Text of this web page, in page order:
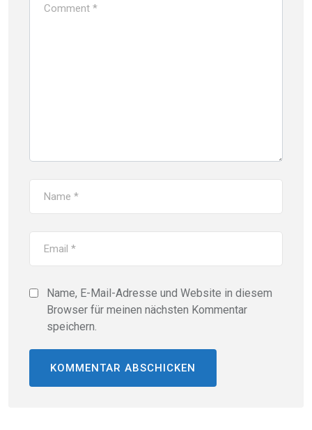
Name, E-Mail-Adresse und Website in diesem
Browser für meinen nächsten Kommentar
speichern.